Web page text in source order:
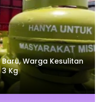
Warga Kesulitan
Kg